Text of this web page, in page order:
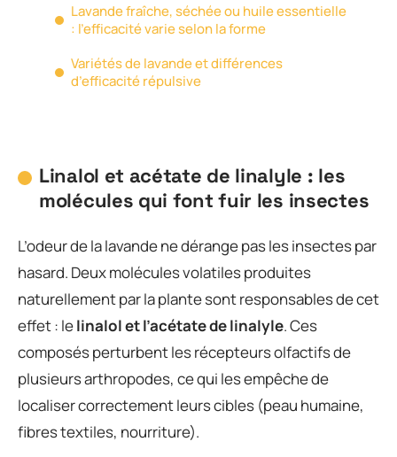
Lavande fraîche, séchée ou huile essentielle
: l’efficacité varie selon la forme
Variétés de lavande et différences
d’efficacité répulsive
Linalol et acétate de linalyle : les
molécules qui font fuir les insectes
L’odeur de la lavande ne dérange pas les insectes par
hasard. Deux molécules volatiles produites
naturellement par la plante sont responsables de cet
effet : lelinalol et l’acétate de linalyle. Ces
composés perturbent les récepteurs olfactifs de
plusieurs arthropodes, ce qui les empêche de
localiser correctement leurs cibles (peau humaine,
fibres textiles, nourriture).